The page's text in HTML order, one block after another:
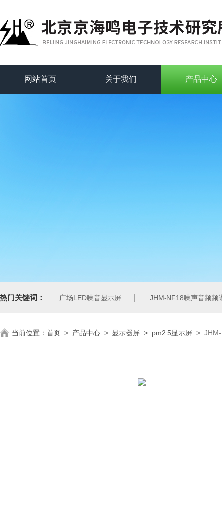
网站首页 关于我们 产品中心
热门关键词： 广场LED噪音显示屏 JHM-NF18噪声音频频
当前位置： 首页 > 产品中心 > 显示器屏 > pm2.5显示屏 >